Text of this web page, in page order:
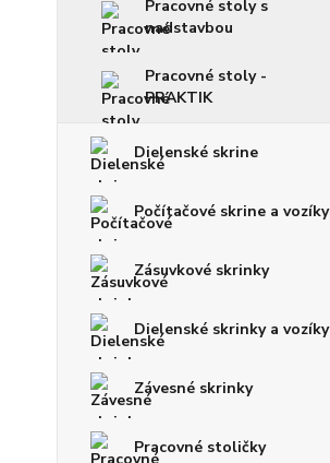
Pracovné stoly s
nadstavbou
Pracovné stoly -
PRAKTIK
Dielenské skrine
Počítačové skrine a vozíky
Zásuvkové skrinky
Dielenské skrinky a vozíky
Závesné skrinky
Pracovné stoličky